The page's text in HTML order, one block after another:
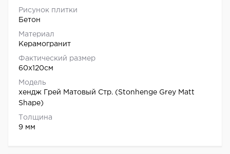
Рисунок плитки
Бетон
Материал
Керамогранит
Фактический размер
60x120см
Модель
хендж Грей Матовый Стр. (Stonhenge Grey Matt
Shape)
Толщина
9 мм